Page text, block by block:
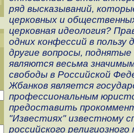
ряд высказываний,
церковных и
церковная идеология?
одних конфессий в
другие вопросы,
являются весьма
свободы в Российской
Жбанков является
профессиональным
предоставить
"Известиях" известному
российского